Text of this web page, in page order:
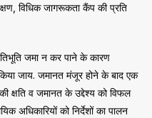
विधिक जागरूकता कैंप की प्रति
जमा न कर पाने के कारण
जाय. जमानत मंजूर होने के बाद एक
क्षति व जमानत के उद्देश्य को विफल
अधिकारियों को निर्देशों का पालन